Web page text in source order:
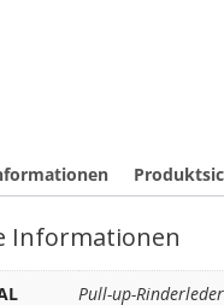
Informationen
Pull-up-